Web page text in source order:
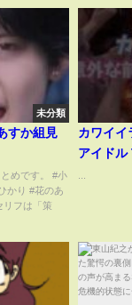
未分類
すか組見
めです。 #小
かり #花のあ
リフは「策
カワイイ
アイドル